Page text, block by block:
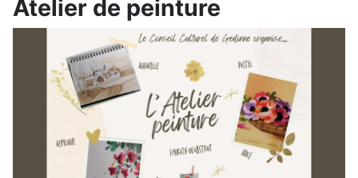
Atelier de peinture